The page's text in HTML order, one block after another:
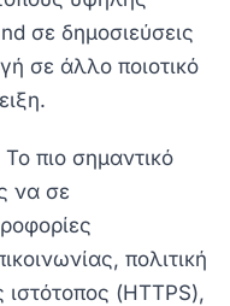
σε δημοσιεύσεις
σε άλλο ποιοτικό
Το πιο σημαντικό
να σε
πολιτική
(HTTPS),